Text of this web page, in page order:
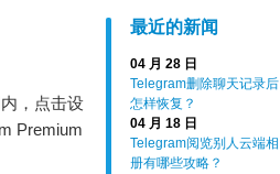
最近的新闻
04 月 28 日
Telegram删除聊天记录后
怎样恢复？
04 月 18 日
Telegram阅览别人云端相
册有哪些攻略？
，点击设
Premium